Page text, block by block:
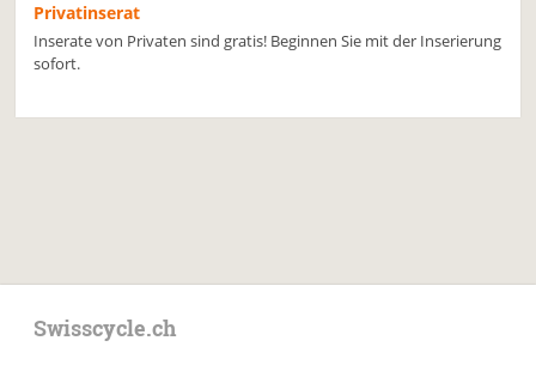
Privatinserat
Inserate von Privaten sind gratis! Beginnen Sie mit der Inserierung
sofort.
Swisscycle.ch